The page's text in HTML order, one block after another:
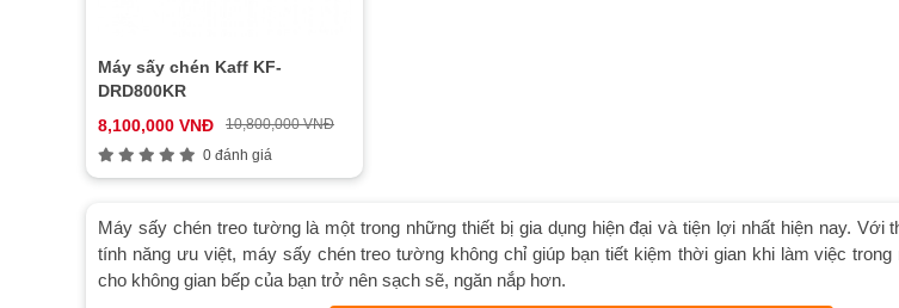
Máy sấy chén Kaff KF-
DRD800KR
8,100,000 VNĐ
10,800,000 VNĐ
0 đánh giá
Máy sấy chén treo tường là một trong những thiết bị gia dụng hiện đại và tiện lợi nhất hiện nay. Với
tính năng ưu việt, máy sấy chén treo tường không chỉ giúp bạn tiết kiệm thời gian khi làm việc trong
cho không gian bếp của bạn trở nên sạch sẽ, ngăn nắp hơn.